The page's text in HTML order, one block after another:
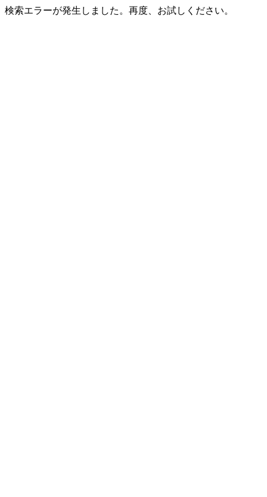
検索エラーが発生しました。再度、お試しください。